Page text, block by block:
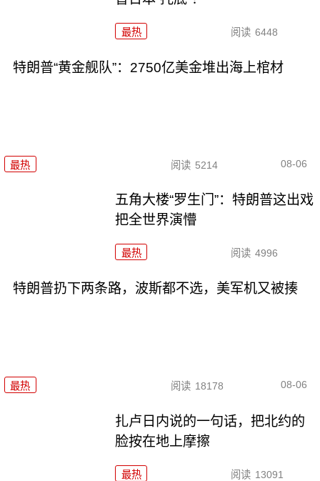
最热 阅读 6448
特朗普“黄金舰队”：2750亿美金堆出海上棺材
最热 阅读 5214 08-06
五角大楼“罗生门”：特朗普这出戏
把全世界演懵
最热 阅读 4996
特朗普扔下两条路，波斯都不选，美军机又被揍
最热 阅读 18178 08-06
扎卢日内说的一句话，把北约的
脸按在地上摩擦
最热 阅读 13091